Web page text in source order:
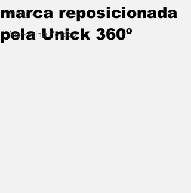
Artigos
Marketing Político
marca reposicionada
pela Unick 360º